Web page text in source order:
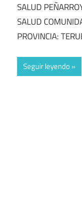
SALUD
SALUD
PROVINCIA:
Seguir leyendo